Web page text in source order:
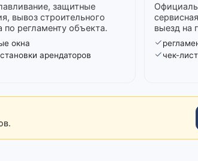
защитные
вывоз строительного
по регламенту объекта.
окна
арендаторов
выезд на
чек-